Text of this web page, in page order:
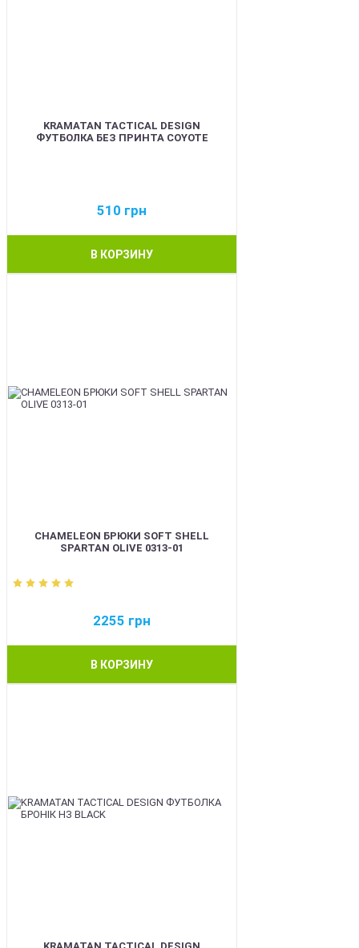
KRAMATAN TACTICAL DESIGN
ФУТБОЛКА БЕЗ ПРИНТА COYOTE
510 грн
В КОРЗИНУ
CHAMELEON БРЮКИ SOFT SHELL
SPARTAN OLIVE 0313-01
2255 грн
В КОРЗИНУ